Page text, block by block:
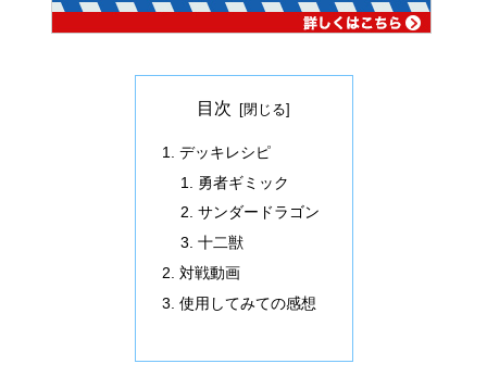
目次
デッキレシピ
勇者ギミック
サンダードラゴン
十二獣
対戦動画
使用してみての感想